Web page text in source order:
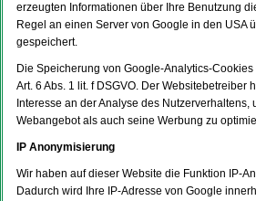
erzeugten Informationen über Ihre Benutzung
Regel an einen Server von Google in den USA
gespeichert.
Die Speicherung von Google-Analytics-
Art. 6 Abs. 1 lit. f DSGVO. Der Websitebetreiber
Interesse an der Analyse des Nutzerverhaltens,
Webangebot als auch seine Werbung zu
IP Anonymisierung
Wir haben auf dieser Website die Funktion IP-
Dadurch wird Ihre IP-Adresse von Google